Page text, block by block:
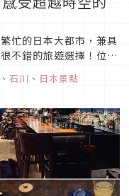
忙的日本大都市，兼具
不錯的旅遊選擇！位於
，還有傳統工藝和精緻
、 石川 、 日本景點